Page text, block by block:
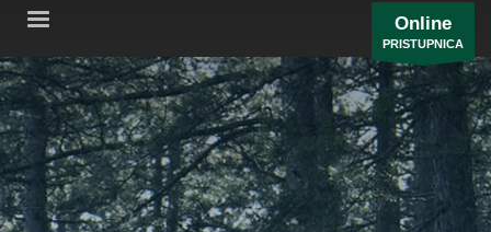
Online
PRISTUPNICA